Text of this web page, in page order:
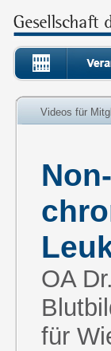
Videos für
OA
für